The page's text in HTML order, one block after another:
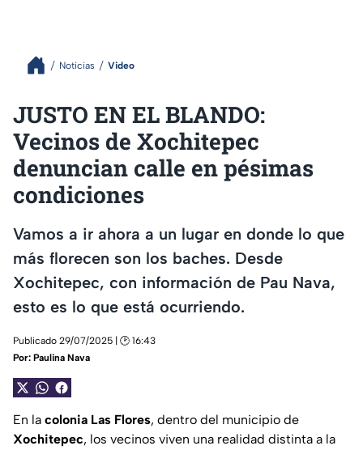
Noticias Video
JUSTO EN EL BLANDO:
Vecinos de Xochitepec
denuncian calle en pésimas
condiciones
Vamos a ir ahora a un lugar en donde lo que
más florecen son los baches. Desde
Xochitepec, con información de Pau Nava,
esto es lo que está ocurriendo.
Publicado 29/07/2025 | 🕑 16:43
Por: Paulina Nava
En la colonia Las Flores, dentro del municipio de
Xochitepec, los vecinos viven una realidad distinta a la